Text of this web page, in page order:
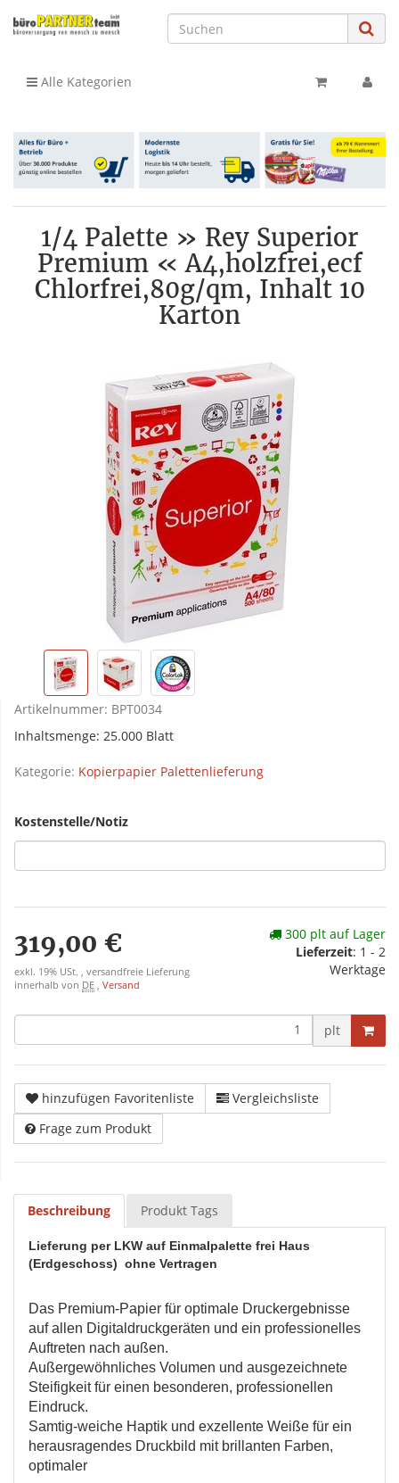
Alle Kategorien
1/4 Palette » Rey Superior
Premium « A4,holzfrei,ecf
Chlorfrei,80g/qm, Inhalt 10
Karton
Artikelnummer: BPT0034
Inhaltsmenge: 25.000 Blatt
Kategorie: Kopierpapier Palettenlieferung
Kostenstelle/Notiz
319,00 €
exkl. 19% USt. , versandfreie Lieferung
innerhalb von DE , Versand
300 plt auf Lager
Lieferzeit: 1 - 2
Werktage
plt
hinzufügen Favoritenliste
Vergleichsliste
Frage zum Produkt
Beschreibung Produkt Tags
Lieferung per LKW auf Einmalpalette frei Haus
(Erdgeschoss) ohne Vertragen
Das Premium-Papier für optimale Druckergebnisse
aufallen Digitaldruckgeräten und ein professionelles
Auftreten nach außen.
Außergewöhnliches Volumen und ausgezeichnete
Steifigkeit für einen besonderen, professionellen
Eindruck.
Samtig-weiche Haptik und exzellente Weiße für ein
herausragendes Druckbild mit brillanten Farben,
optimaler